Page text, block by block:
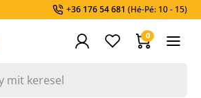
+36 176 54 681 (Hé-Pé: 10 - 15)
0